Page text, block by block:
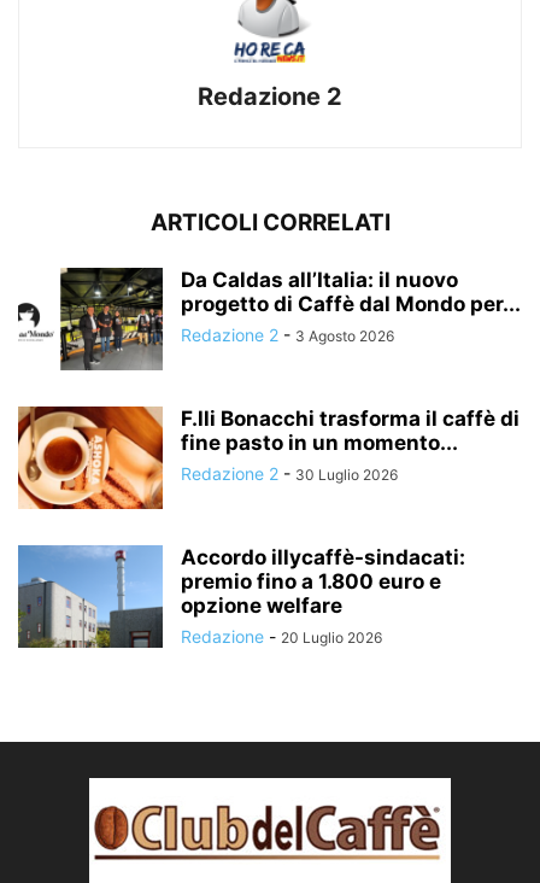
Redazione 2
ARTICOLI CORRELATI
Da Caldas all’Italia: il nuovo
progetto di Caffè dal Mondo per...
Redazione 2 - 3 Agosto 2026
F.lli Bonacchi trasforma il caffè di
fine pasto in un momento...
Redazione 2 - 30 Luglio 2026
Accordo illycaffè-sindacati:
premio fino a 1.800 euro e
opzione welfare
Redazione - 20 Luglio 2026